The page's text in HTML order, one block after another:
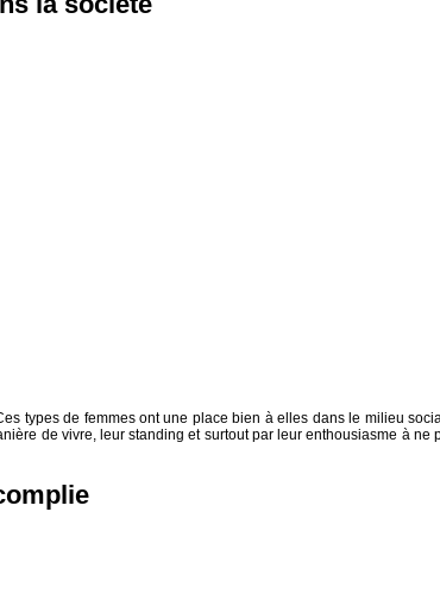
types de femmes ont une place bien à elles dans le milieu
de vivre, leur standing et surtout par leur enthousiasme à ne